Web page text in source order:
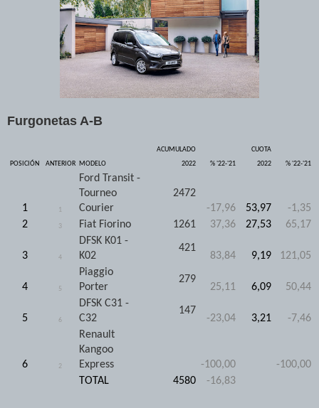
Furgonetas A-B
POSICIÓN ANTERIOR MODELO
ACUMULADO
2022
% '22-'21
CUOTA
2022
% '22-'21
1 1
Ford Transit -
Tourneo
Courier
2472
-17,96
53,97
-1,35
2
3 Fiat Fiorino 1261 37,36 27,53 65,17
3 4
DFSK K01 -
K02
421
83,84 9,19 121,05
4 5
Piaggio
Porter
279
25,11 6,09 50,44
5 6
DFSK C31 -
C32
147
-23,04 3,21 -7,46
6 2
Renault
Kangoo
Express
-100,00
-100,00
TOTAL
4580 -16,83